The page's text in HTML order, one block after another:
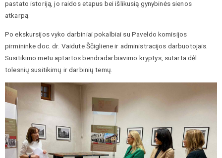
pastato istoriją, jo raidos etapus bei išlikusią gynybinės sienos
atkarpą.
Po ekskursijos vyko darbiniai pokalbiai su Paveldo komisijos
pirmininke doc. dr. Vaidute Ščigliene ir administracijos darbuotojais.
Susitikimo metu aptartos bendradarbiavimo kryptys, sutarta dėl
tolesnių susitikimų ir darbinių temų.